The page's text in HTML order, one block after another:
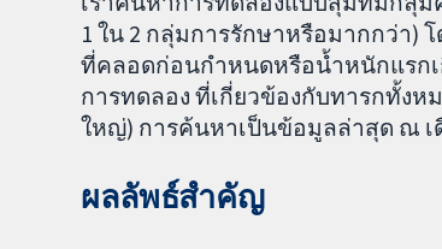
1 ใน 2 กลุ่มการรักษาหรือมากกว่า)
ที่คลอดก่อนกำหนดหรือน้ำหนักแรกเ
การทดลอง ที่เกี่ยวข้องกับทารกทั้งห
ใหญ่) การค้นหาเป็นข้อมูลล่าสุด ณ เ
ผลลัพธ์สำคัญ